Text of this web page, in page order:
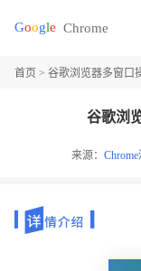
首页 > 谷歌浏览器多窗口
谷歌浏
来源：